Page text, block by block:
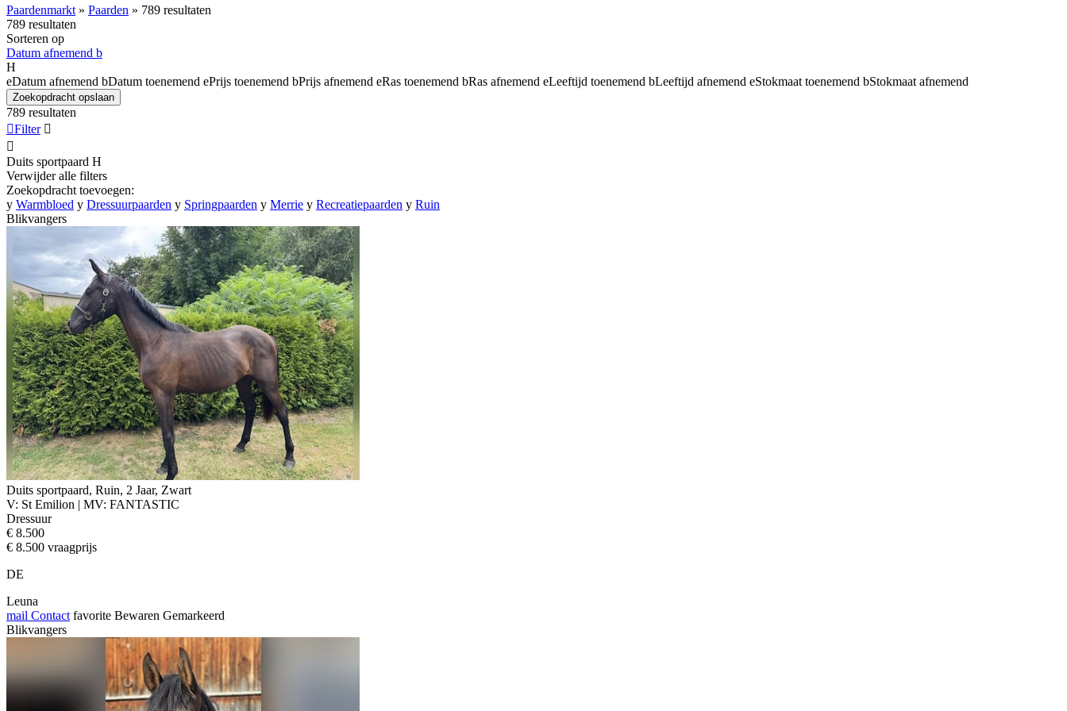
Paardenmarkt » Paarden » 789 resultaten
789 resultaten
Sorteren op
Datum afnemend b
H
eDatum afnemend bDatum toenemend ePrijs toenemend bPrijs afnemend eRas toenemend bRas afnemend eLeeftijd toenemend bLeeftijd afnemend eStokmaat toenemend bStokmaat afnemend
Zoekopdracht opslaan
789 resultaten
Filter 

Duits sportpaard H
Verwijder alle filters
Zoekopdracht toevoegen:
y Warmbloed y Dressuurpaarden y Springpaarden y Merrie y Recreatiepaarden y Ruin
Blikvangers
Duits sportpaard, Ruin, 2 Jaar, Zwart
V: St Emilion | MV: FANTASTIC
Dressuur
€ 8.500
€ 8.500 vraagprijs
DE
Leuna
mail Contact favorite Bewaren Gemarkeerd
Blikvangers